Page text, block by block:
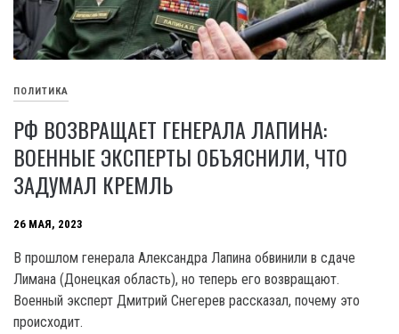
ПОЛИТИКА
РФ ВОЗВРАЩАЕТ ГЕНЕРАЛА ЛАПИНА:
ВОЕННЫЕ ЭКСПЕРТЫ ОБЪЯСНИЛИ, ЧТО
ЗАДУМАЛ КРЕМЛЬ
26 МАЯ, 2023
В прошлом генерала Александра Лапина обвинили в сдаче
Лимана (Донецкая область), но теперь его возвращают.
Военный эксперт Дмитрий Снегерев рассказал, почему это
происходит.